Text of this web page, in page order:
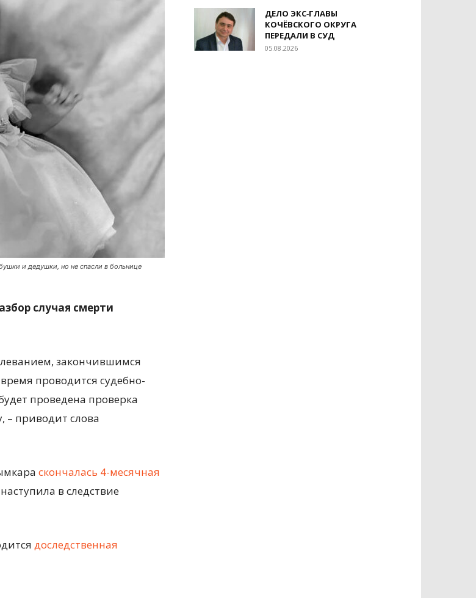
и дедушки, но не спасли в больнице
случая смерти
закончившимся
проводится судебно-
проведена проверка
– приводит слова
скончалась 4-месячная
в следствие
доследственная
ДЕЛО ЭКС‑ГЛАВЫ
КОЧЁВСКОГО ОКРУГА
ПЕРЕДАЛИ В СУД
05.08.2026